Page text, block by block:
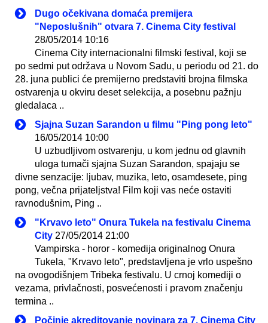
Dugo očekivana domaća premijera
"Neposlušnih" otvara 7. Cinema City festival
28/05/2014 10:16
Cinema City internacionalni filmski festival, koji se
po sedmi put održava u Novom Sadu, u periodu od 21. do
28. juna publici će premijerno predstaviti brojna filmska
ostvarenja u okviru deset selekcija, a posebnu pažnju
gledalaca ..
Sjajna Suzan Sarandon u filmu "Ping pong leto"
16/05/2014 10:00
U uzbudljivom ostvarenju, u kom jednu od glavnih
uloga tumači sjajna Suzan Sarandon, spajaju se
divne senzacije: ljubav, muzika, leto, osamdesete, ping
pong, večna prijateljstva! Film koji vas neće ostaviti
ravnodušnim, Ping ..
"Krvavo leto" Onura Tukela na festivalu Cinema
City 27/05/2014 21:00
Vampirska - horor - komedija originalnog Onura
Tukela, "Krvavo leto", predstavljena je vrlo uspešno
na ovogodišnjem Tribeka festivalu. U crnoj komediji o
vezama, privlačnosti, posvećenosti i pravom značenju
termina ..
Počinje akreditovanje novinara za 7. Cinema City